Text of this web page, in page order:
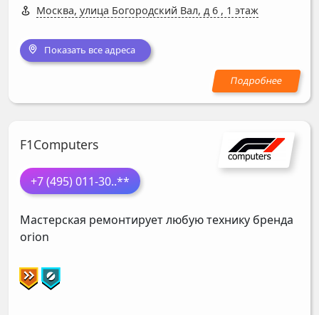
Москва, улица Богородский Вал, д 6 , 1 этаж
Показать все адреса
F1Computers
+7 (495) 011-30..**
Мастерская ремонтирует любую технику бренда
orion